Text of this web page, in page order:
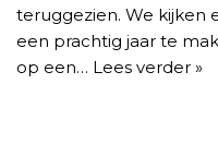
teruggezien. We kijken
een prachtig jaar te
op een… Lees verder »